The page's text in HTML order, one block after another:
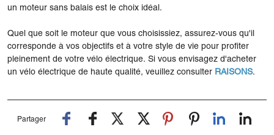
un moteur sans balais est le choix idéal.
Quel que soit le moteur que vous choisissiez, assurez-vous qu'il
corresponde à vos objectifs et à votre style de vie pour profiter
pleinement de votre vélo électrique. Si vous envisagez d'acheter
un vélo électrique de haute qualité, veuillez consulter RAISONS.
Partager